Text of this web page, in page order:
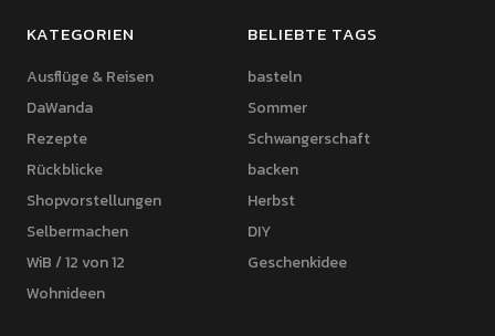
KATEGORIEN
Ausflüge & Reisen
DaWanda
Rezepte
Rückblicke
Shopvorstellungen
Selbermachen
WiB / 12 von 12
Wohnideen
BELIEBTE TAGS
basteln
Sommer
Schwangerschaft
backen
Herbst
DIY
Geschenkidee